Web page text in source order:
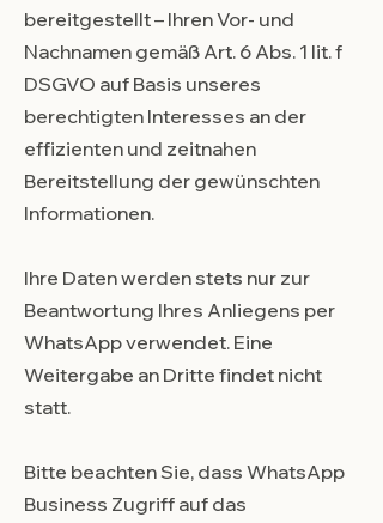
bereitgestellt – Ihren Vor- und
Nachnamen gemäß Art. 6 Abs. 1 lit. f
DSGVO auf Basis unseres
berechtigten Interesses an der
effizienten und zeitnahen
Bereitstellung der gewünschten
Informationen.
Ihre Daten werden stets nur zur
Beantwortung Ihres Anliegens per
WhatsApp verwendet. Eine
Weitergabe an Dritte findet nicht
statt.
Bitte beachten Sie, dass WhatsApp
Business Zugriff auf das